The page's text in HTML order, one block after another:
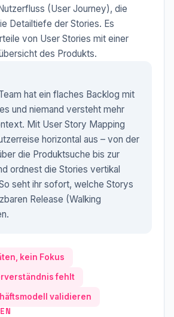
(User Journey), die
Detailtiefe der Stories. Es
von User Stories mit einer
des Produkts.
hat ein flaches Backlog mit
und niemand versteht mehr
Mit User Story Mapping
horizontal aus – von der
die Produktsuche bis zur
ordnest die Stories vertikal
seht ihr sofort, welche Storys
Release (Walking
kein Fokus
fehlt
validieren